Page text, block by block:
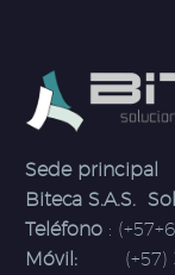
Sede principal
Biteca S.A.S.
Teléfono :
Móvil: (+57)